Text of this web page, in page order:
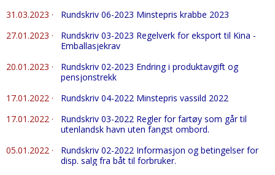
31.03.2023 ·
Rundskriv 06-2023 Minstepris krabbe 2023
27.01.2023 ·
Rundskriv 03-2023 Regelverk for eksport til Kina -
Emballasjekrav
20.01.2023 ·
Rundskriv 02-2023 Endring i produktavgift og
pensjonstrekk
17.01.2022 ·
Rundskriv 04-2022 Minstepris vassild 2022
17.01.2022 ·
Rundskriv 03-2022 Regler for fartøy som går til
utenlandsk havn uten fangst ombord.
05.01.2022 ·
Rundskriv 02-2022 Informasjon og betingelser for
disp. salg fra båt til forbruker.